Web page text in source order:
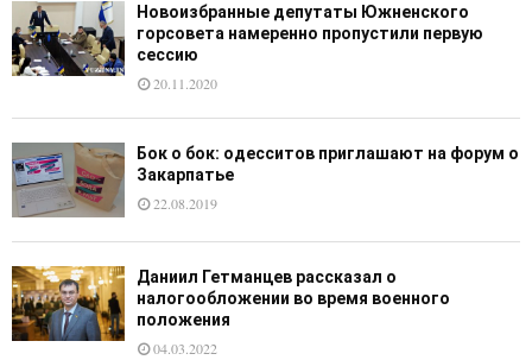
Новоизбранные депутаты Южненского
горсовета намеренно пропустили первую
сессию
20.11.2020
Бок о бок: одесситов приглашают на форум о
Закарпатье
22.08.2019
Даниил Гетманцев рассказал о
налогообложении во время военного
положения
04.03.2022